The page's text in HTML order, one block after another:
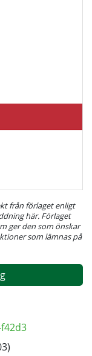
från förlaget enligt
här. Förlaget
ger den som önskar
som lämnas på